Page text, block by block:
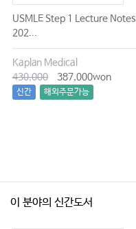
USMLE Step 1 Lecture Notes
202...
Kaplan Medical
430,000
387,000won
신간 해외주문가능
이 분야의 신간도서